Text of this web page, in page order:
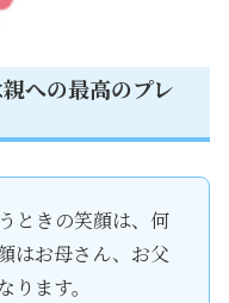
への最高のプレ
ときの笑顔は、何
はお母さん、お父
ます。